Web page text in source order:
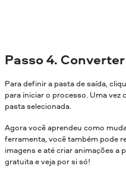
Passo 4. Converter
Para definir a pasta de saída,
para iniciar o processo. Uma
pasta selecionada.
Agora você aprendeu como
ferramenta, você também pode
imagens e até criar animações a
gratuita e veja por si só!